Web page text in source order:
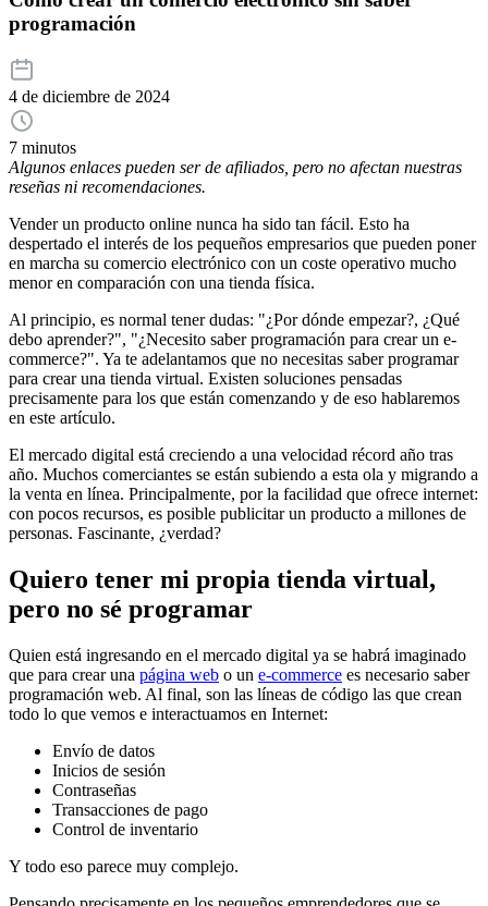
programación
4 de diciembre de 2024
7 minutos
Algunos enlaces pueden ser de afiliados, pero no afectan nuestras
reseñas ni recomendaciones.
Vender un producto online nunca ha sido tan fácil. Esto ha
despertado el interés de los pequeños empresarios que pueden poner
en marcha su comercio electrónico con un coste operativo mucho
menor en comparación con una tienda física.
Al principio, es normal tener dudas: "¿Por dónde empezar?, ¿Qué
debo aprender?", "¿Necesito saber programación para crear un e-
commerce?". Ya te adelantamos que no necesitas saber programar
para crear una tienda virtual. Existen soluciones pensadas
precisamente para los que están comenzando y de eso hablaremos
en este artículo.
El mercado digital está creciendo a una velocidad récord año tras
año. Muchos comerciantes se están subiendo a esta ola y migrando a
la venta en línea. Principalmente, por la facilidad que ofrece internet:
con pocos recursos, es posible publicitar un producto a millones de
personas. Fascinante, ¿verdad?
Quiero tener mi propia tienda virtual,
pero no sé programar
Quien está ingresando en el mercado digital ya se habrá imaginado
que para crear una página web o un e-commerce es necesario saber
programación web. Al final, son las líneas de código las que crean
todo lo que vemos e interactuamos en Internet:
Envío de datos
Inicios de sesión
Contraseñas
Transacciones de pago
Control de inventario
Y todo eso parece muy complejo.